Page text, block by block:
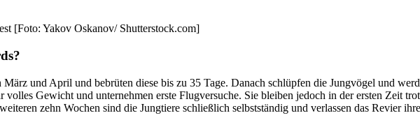
[Foto: Yakov Oskanov/ Shutterstock.com]
und April und bebrüten diese bis zu 35 Tage. Danach schlüpfen die Jungvögel und
Gewicht und unternehmen erste Flugversuche. Sie bleiben jedoch in der ersten Zeit
zehn Wochen sind die Jungtiere schließlich selbstständig und verlassen das Revier